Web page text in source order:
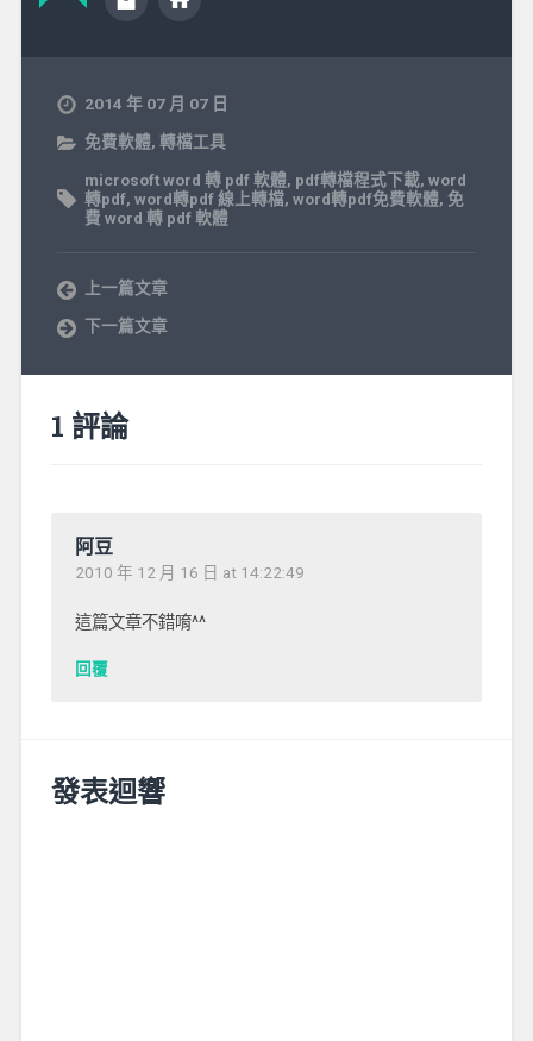
2014 年 07 月 07 日
免費軟體, 轉檔工具
microsoft word 轉 pdf 軟體, pdf轉檔程式下載, word
轉pdf, word轉pdf 線上轉檔, word轉pdf免費軟體, 免
費 word 轉 pdf 軟體
上一篇文章
下一篇文章
1 評論
阿豆
2010 年 12 月 16 日 at 14:22:49
這篇文章不錯唷^^
回覆
發表迴響